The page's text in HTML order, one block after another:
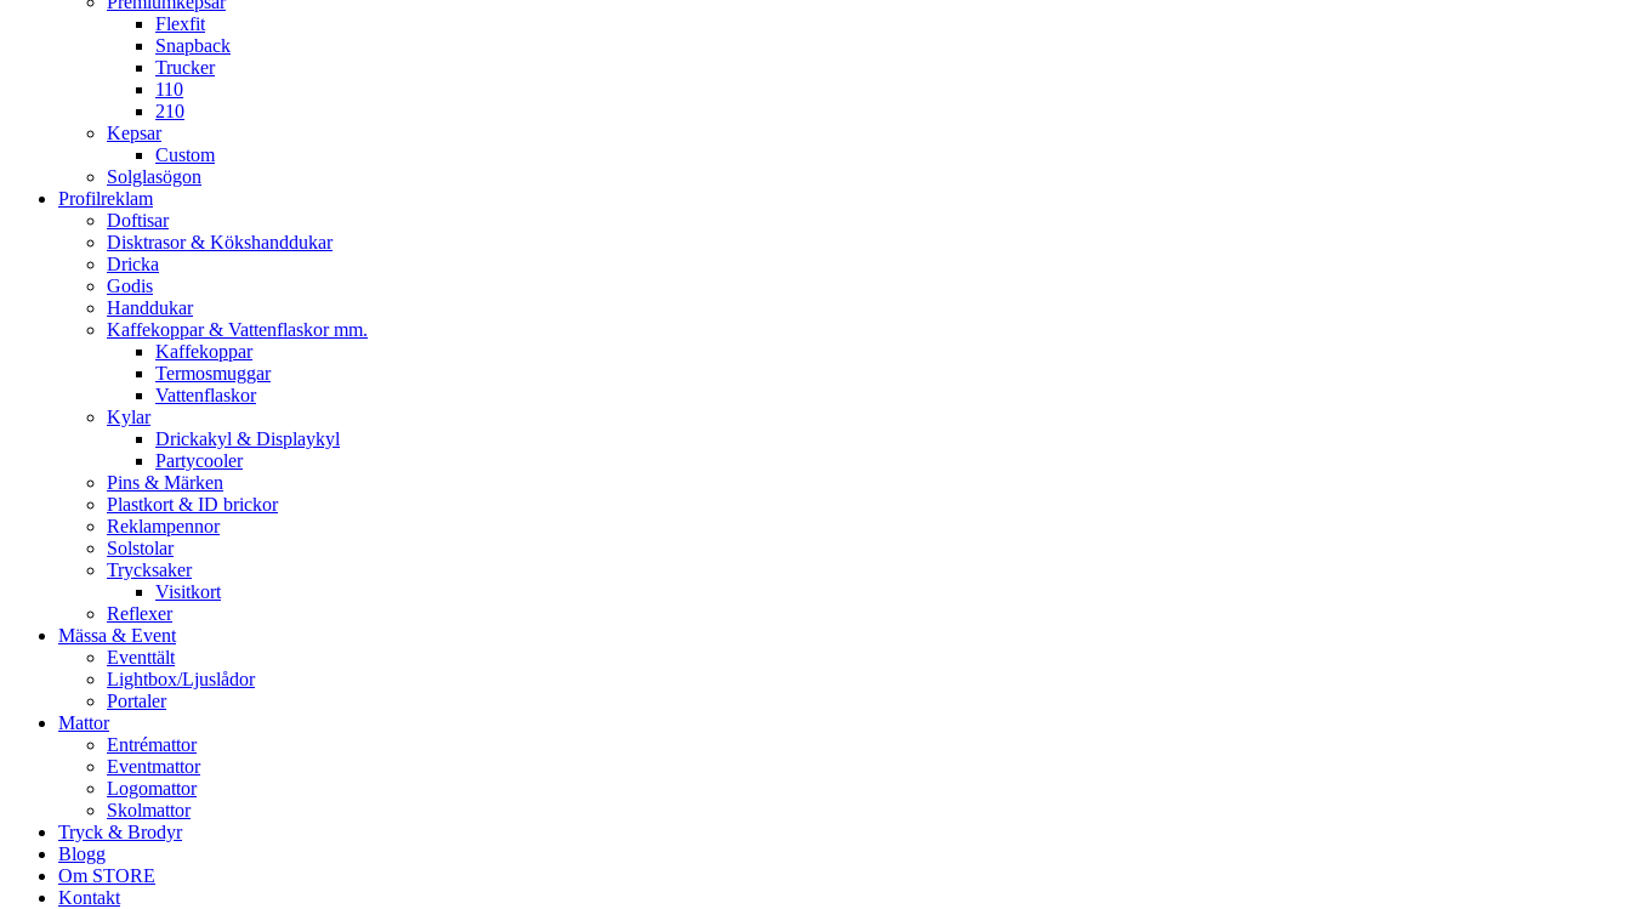
Flexfit
Snapback
Trucker
110
210
Kepsar
Custom
Solglasögon
Profilreklam
Doftisar
Disktrasor & Kökshanddukar
Dricka
Godis
Handdukar
Kaffekoppar & Vattenflaskor mm.
Kaffekoppar
Termosmuggar
Vattenflaskor
Kylar
Drickakyl & Displaykyl
Partycooler
Pins & Märken
Plastkort & ID brickor
Reklampennor
Solstolar
Trycksaker
Visitkort
Reflexer
Mässa & Event
Eventtält
Lightbox/Ljuslådor
Portaler
Mattor
Entrémattor
Eventmattor
Logomattor
Skolmattor
Tryck & Brodyr
Blogg
Om STORE
Kontakt